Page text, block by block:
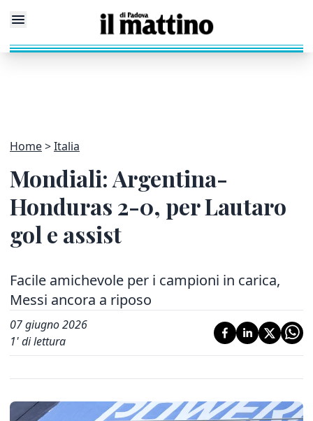
Home Italia
Mondiali: Argentina-
Honduras 2-0, per Lautaro
gol e assist
Facile amichevole per i campioni in carica,
Messi ancora a riposo
07 giugno 2026
1' di lettura